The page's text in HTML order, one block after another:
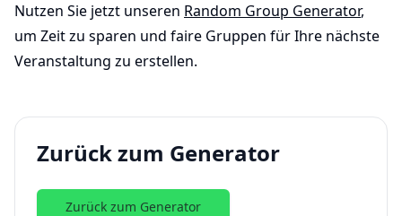
Nutzen Sie jetzt unseren Random Group Generator,
um Zeit zu sparen und faire Gruppen für Ihre nächste
Veranstaltung zu erstellen.
Zurück zum Generator
Zurück zum Generator